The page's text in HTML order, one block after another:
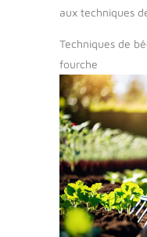
aux techniques
Techniques de
fourche